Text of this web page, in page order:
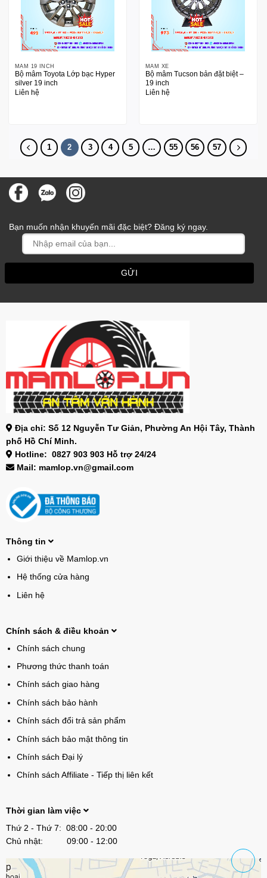
MÂM 19 INCH
Bộ mâm Toyota Lớp bạc Hyper
silver 19 inch
Liên hệ
MÂM XE
Bộ mâm Tucson bản đặt biệt –
19 inch
Liên hệ
1 2 3 4 5 … 55 56 57
Bạn muốn nhận khuyến mãi đặc biệt? Đăng ký ngay.
Địa chỉ: Số 12 Nguyễn Tư Giản, Phường An Hội Tây, Thành
phố Hồ Chí Minh.
Hotline: 0827 903 903 Hỗ trợ 24/24
Mail: mamlop.vn@gmail.com
Thông tin
Giới thiệu về Mamlop.vn
Hệ thống cửa hàng
Liên hệ
Chính sách & điều khoản
Chính sách chung
Phương thức thanh toán
Chính sách giao hàng
Chính sách bảo hành
Chính sách đổi trả sản phẩm
Chính sách bảo mật thông tin
Chính sách Đại lý
Chính sách Affiliate - Tiếp thị liên kết
Thời gian làm việc
Thứ 2 - Thứ 7: 08:00 - 20:00
Chủ nhật: 09:00 - 12:00